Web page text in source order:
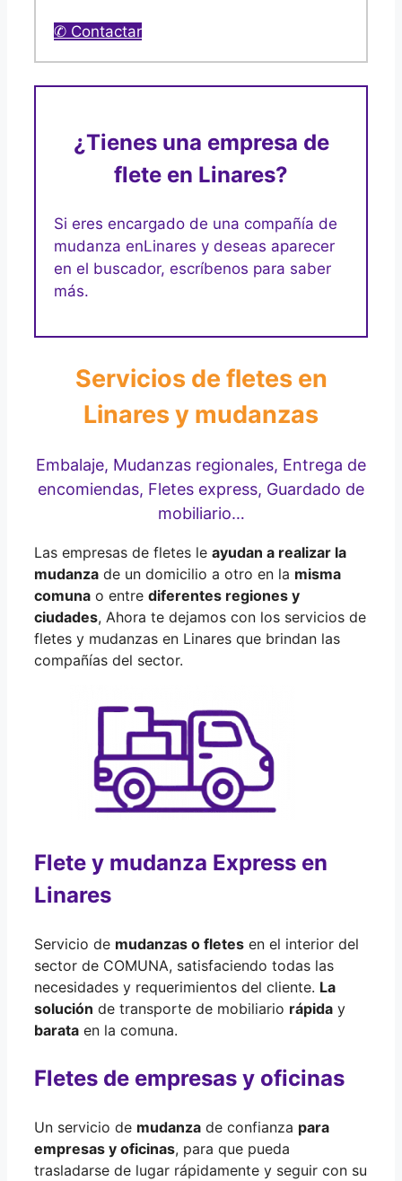
✆ Contactar
¿Tienes una empresa de
flete en Linares?
Si eres encargado de una compañía de
mudanza enLinares y deseas aparecer
en el buscador, escríbenos para saber
más.
Servicios de fletes en
Linares y mudanzas
Embalaje, Mudanzas regionales, Entrega de
encomiendas, Fletes express, Guardado de
mobiliario…
Las empresas de fletes le ayudan a realizar la
mudanza de un domicilio a otro en la misma
comuna o entre diferentes regiones y
ciudades, Ahora te dejamos con los servicios de
fletes y mudanzas en Linares que brindan las
compañías del sector.
Flete y mudanza Express en
Linares
Servicio de mudanzas o fletes en el interior del
sector de COMUNA, satisfaciendo todas las
necesidades y requerimientos del cliente. La
solución de transporte de mobiliario rápida y
barata en la comuna.
Fletes de empresas y oficinas
Un servicio de mudanza de confianza para
empresas y oficinas, para que pueda
trasladarse de lugar rápidamente y seguir con su